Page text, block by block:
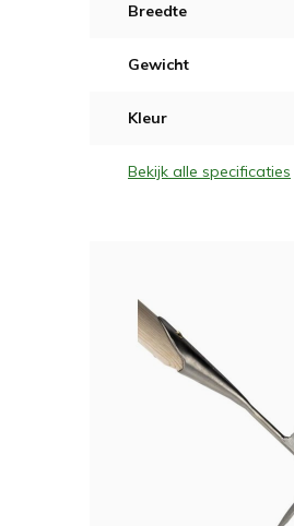
Breedte
Gewicht
Kleur
Bekijk alle specificaties